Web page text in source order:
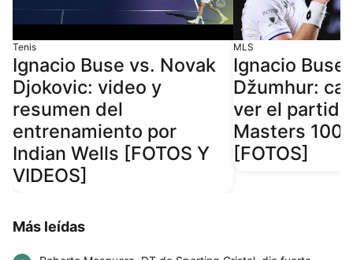
Tenis
Ignacio Buse vs. Novak
Djokovic: video y
resumen del
entrenamiento por
Indian Wells [FOTOS Y
VIDEOS]
MLS
Ignacio Buse
Džumhur:
ver el partido
Masters
[FOTOS]
Más leídas